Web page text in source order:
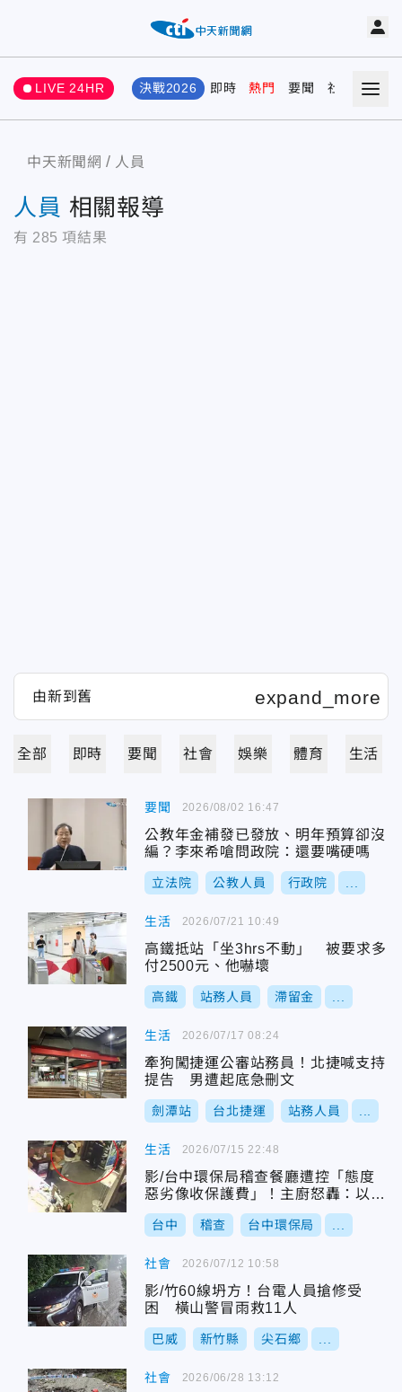
LIVE 24HR 決戰2026 即時 熱門 要聞 社會 娛樂
中天新聞網 人員
人員 相關報導
有 285 項結果
全部 即時 要聞 社會 娛樂 體育 生活
要聞
公教年金補發已發放、明年預算卻沒
編？李來希嗆問政院：還要嘴硬嗎
立法院 公教人員 行政院
2026/08/02 16:47
生活
高鐵抵站「坐3hrs不動」 被要求多
付2500元、他嚇壞
高鐵 站務人員 滯留金
2026/07/21 10:49
生活
牽狗闖捷運公審站務員！北捷喊支持
提告 男遭起底急刪文
劍潭站 台北捷運 站務人員
2026/07/17 08:24
生活
影/台中環保局稽查餐廳遭控「態度
惡劣像收保護費」！主廚怒轟：以為
是詐騙集團！
台中 稽查 台中環保局
2026/07/15 22:48
社會
影/竹60線坍方！台電人員搶修受
困 橫山警冒雨救11人
巴威 新竹縣 尖石鄉
2026/07/12 10:58
社會 2026/06/28 13:12